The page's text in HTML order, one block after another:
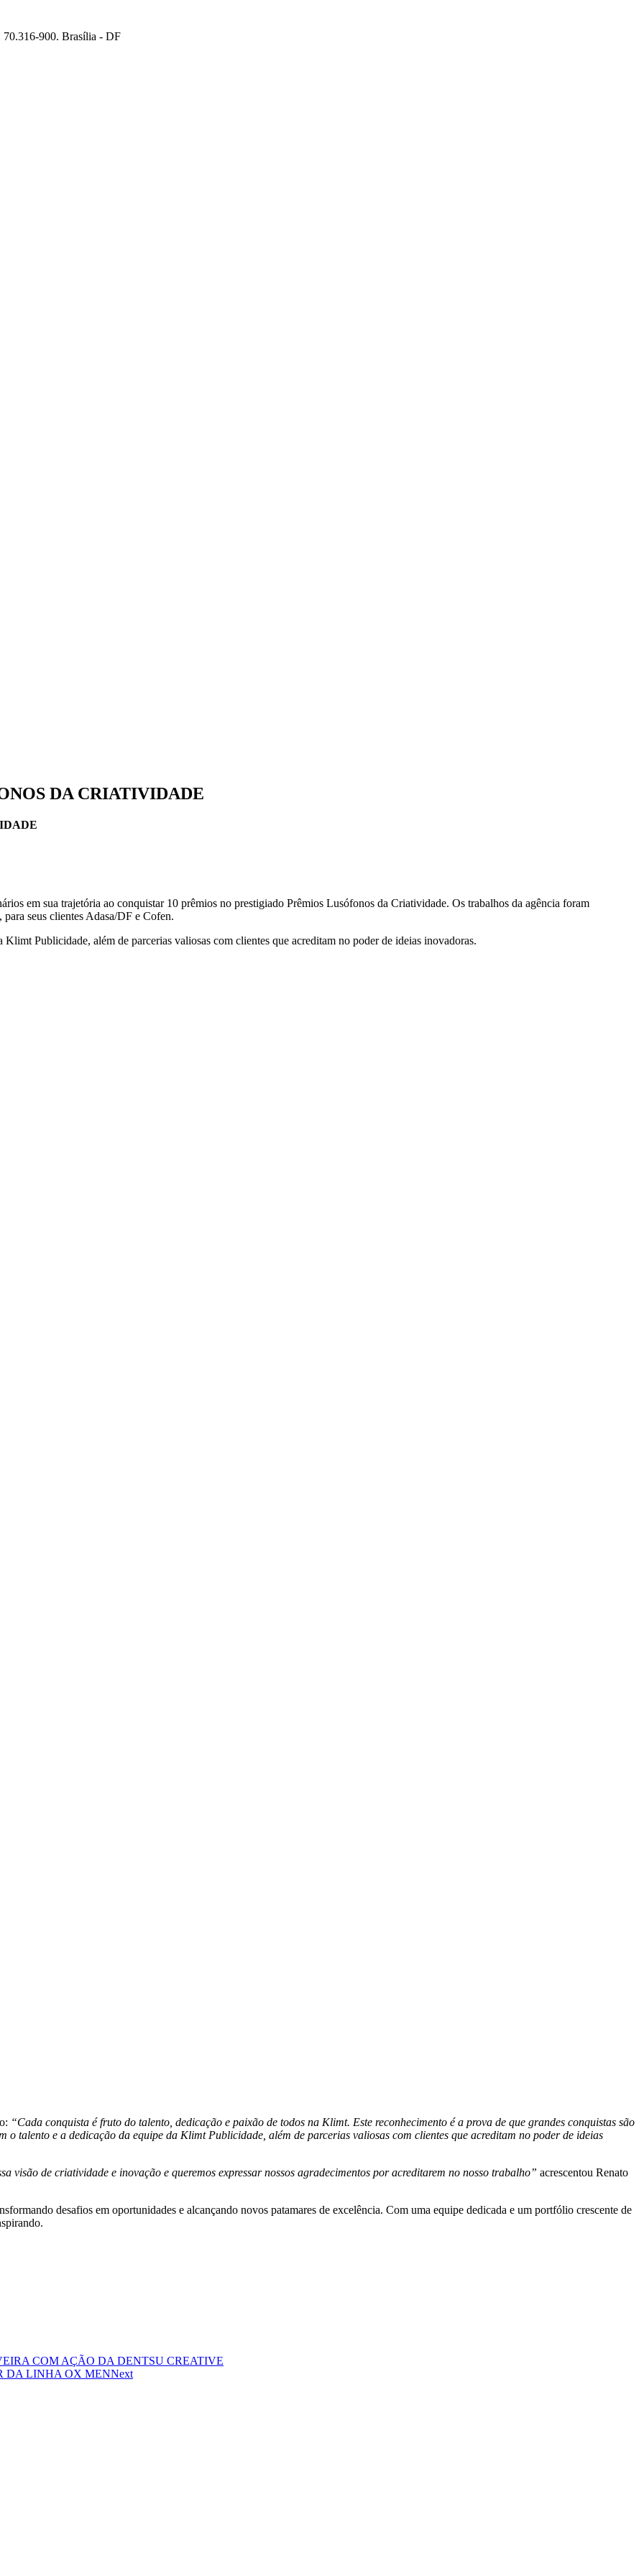
900. Brasília - DF
DA CRIATIVIDADE
em sua trajetória ao conquistar 10 prêmios no prestigiado Prêmios Lusófonos da Criatividade. Os trabalhos da agência foram
seus clientes Adasa/DF e Cofen.
Publicidade, além de parcerias valiosas com clientes que acreditam no poder de ideias inovadoras.
“Cada conquista é fruto do talento, dedicação e paixão de todos na Klimt. Este reconhecimento é a prova de que grandes conquistas são
o talento e a dedicação da equipe da Klimt Publicidade, além de parcerias valiosas com clientes que acreditam no poder de ideias
visão de criatividade e inovação e queremos expressar nossos agradecimentos por acreditarem no nosso trabalho” acrescentou Renato
desafios em oportunidades e alcançando novos patamares de excelência. Com uma equipe dedicada e um portfólio crescente de
COM AÇÃO DA DENTSU CREATIVE
DA LINHA OX MENNext